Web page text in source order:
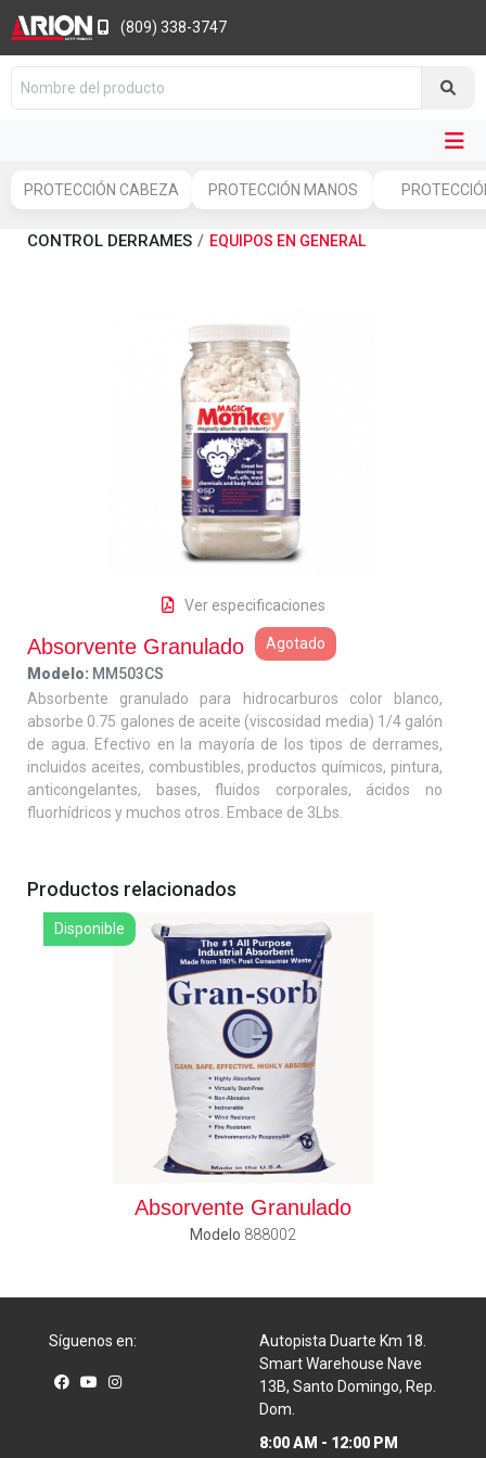
(809) 338-3747
PROTECCIÓN CABEZA PROTECCIÓN MANOS
CONTROL DERRAMES EQUIPOS EN GENERAL
Ver especificaciones
Absorvente Granulado
Agotado
Modelo: MM503CS
Absorbente granulado para hidrocarburos color blanco,
absorbe 0.75 galones de aceite (viscosidad media) 1/4 galón
de agua. Efectivo en la mayoría de los tipos de derrames,
incluidos aceites, combustibles, productos químicos, pintura,
anticongelantes, bases, fluidos corporales, ácidos no
fluorhídricos y muchos otros. Embace de 3Lbs.
Productos relacionados
Disponible
Absorvente Granulado
Modelo 888002
Síguenos en:
Autopista Duarte Km 18.
Smart Warehouse Nave
13B, Santo Domingo, Rep.
Dom.
8:00 AM - 12:00 PM